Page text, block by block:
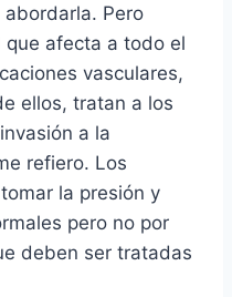
Pero
afecta a todo el
vasculares,
ellos, tratan a los
a la
refiero. Los
la presión y
pero no por
deben ser tratadas